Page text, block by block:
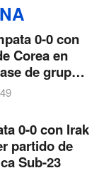
0-0 con
Corea en
de grupos
0-0 con Irak
partido de
Sub-23